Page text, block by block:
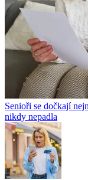
Senioři se dočkají
nikdy nepadla